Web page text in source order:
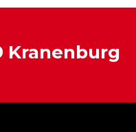
Kranenburg